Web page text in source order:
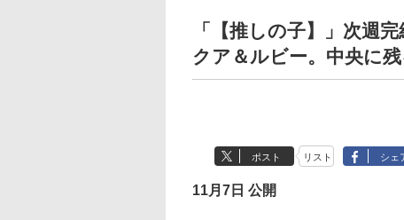
「【推しの子】」次週
クア＆ルビー。中央に残
ポスト リスト シェ
11月7日 公開